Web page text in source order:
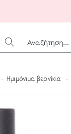
ΑΝΑΖΉΤΗΣΗ...
Ημιμόνιμα βερνίκια